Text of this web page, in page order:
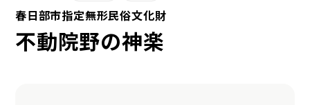
春日部市指定無形民俗文化財
不動院野の神楽